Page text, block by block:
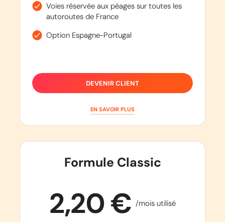
Voies réservée aux péages sur toutes les
autoroutes de France
Option Espagne-Portugal
DEVENIR CLIENT
EN SAVOIR PLUS
Formule Classic
2,20 € /mois utilisé